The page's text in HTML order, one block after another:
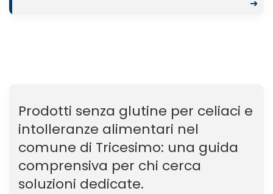
➜
Prodotti senza glutine per celiaci e
intolleranze alimentari nel
comune di Tricesimo: una guida
comprensiva per chi cerca
soluzioni dedicate.